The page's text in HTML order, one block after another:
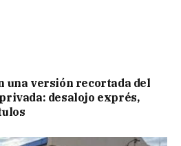
una versión recortada del
desalojo exprés,